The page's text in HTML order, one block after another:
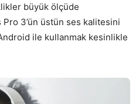
büyük ölçüde
3’ün üstün ses kalitesini
ile kullanmak kesinlikle